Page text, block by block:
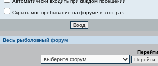
Автоматически входить при каждом посещении
Скрыть мое пребывание на форуме в этот раз
Весь рыболовный форум
Перейти